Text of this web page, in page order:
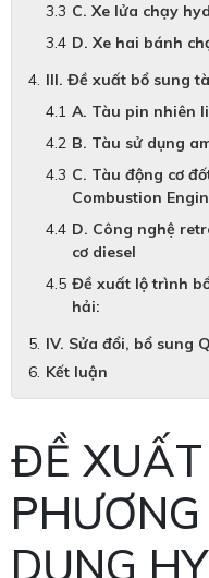
C. Xe lửa chạy
D. Xe hai bánh
III. Đề xuất bổ sung
A. Tàu pin nhiên
B. Tàu sử dụng
C. Tàu động cơ
Combustion
D. Công nghệ
cơ diesel
Đề xuất lộ trình
hải:
IV. Sửa đổi, bổ sung
Kết luận
ĐỀ XUẤT
DỤNG